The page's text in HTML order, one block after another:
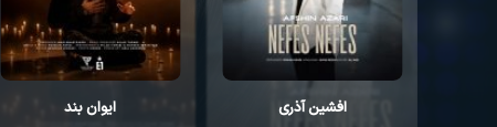
افشین آذری
ایوان بند